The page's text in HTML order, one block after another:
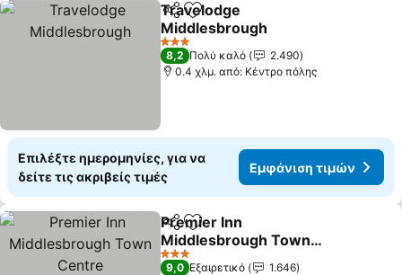
Κοινοποίηση
Προσθήκη στα αγαπημένα
Travelodge
Middlesbrough
Εμφάνιση τιμών
3 Αστέρια
8,2 Πολύ καλό
2.490
0.4 χλμ. από: Κέντρο πόλης
Επιλέξτε ημερομηνίες, για να
δείτε τις ακριβείς τιμές
Εμφάνιση τιμών
Κοινοποίηση
Προσθήκη στα αγαπημένα
Premier Inn
Middlesbrough Town
Centre
Εμφάνιση τιμών
3 Αστέρια
9,0 Εξαιρετικό
1.646